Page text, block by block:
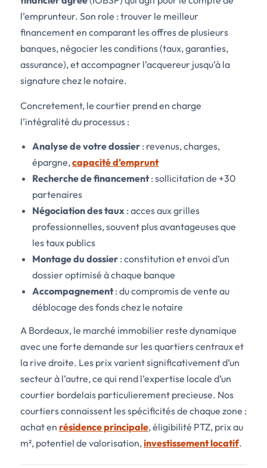
l’emprunteur. Son role : trouver le meilleur
financement en comparant les offres de plusieurs
banques, négocier les conditions (taux, garanties,
assurance), et accompagner l’acquereur jusqu’à la
signature chez le notaire.
Concretement, le courtier prend en charge
l’intégralité du processus :
Analyse de votre dossier : revenus, charges,
épargne,capacité d’emprunt
Recherche de financement: sollicitation de +30
partenaires
Négociation des taux : acces aux grilles
professionnelles, souvent plus avantageuses que
les taux publics
Montage du dossier : constitution et envoi d’un
dossier optimisé à chaque banque
Accompagnement: du compromis de vente au
déblocage des fonds chez le notaire
A Bordeaux, le marché immobilier reste dynamique
avec une forte demande sur les quartiers centraux et
la rive droite. Les prix varient significativement d’un
secteur à l’autre, ce qui rend l’expertise locale d’un
courtier bordelais particulierement precieuse. Nos
courtiers connaissent les spécificités de chaque zone :
achat en résidence principale, éligibilité PTZ, prix au
m², potentiel de valorisation,investissement locatif.